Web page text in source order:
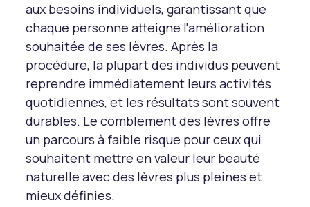
aux besoins individuels, garantissant que
chaque personne atteigne l'amélioration
souhaitée de ses lèvres. Après la
procédure, la plupart des individus peuvent
reprendre immédiatement leurs activités
quotidiennes, et les résultats sont souvent
durables. Le comblement des lèvres offre
un parcours à faible risque pour ceux qui
souhaitent mettre en valeur leur beauté
naturelle avec des lèvres plus pleines et
mieux définies.